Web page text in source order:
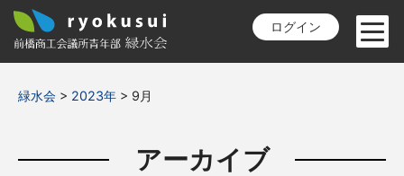
ログイン
緑水会 > 2023年 > 9月
アーカイブ